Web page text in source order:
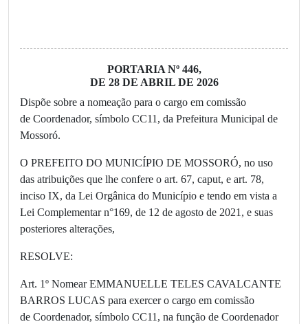
PORTARIA Nº 446,
DE 28 DE ABRIL DE 2026
Dispõe sobre a nomeação para o cargo em comissão
de Coordenador, símbolo CC11, da Prefeitura Municipal de
Mossoró.
O PREFEITO DO MUNICÍPIO DE MOSSORÓ, no uso
das atribuições que lhe confere o art. 67, caput, e art. 78,
inciso IX, da Lei Orgânica do Município e tendo em vista a
Lei Complementar n°169, de 12 de agosto de 2021, e suas
posteriores alterações,
RESOLVE:
Art. 1º Nomear EMMANUELLE TELES CAVALCANTE
BARROS LUCAS para exercer o cargo em comissão
de Coordenador, símbolo CC11, na função de Coordenador